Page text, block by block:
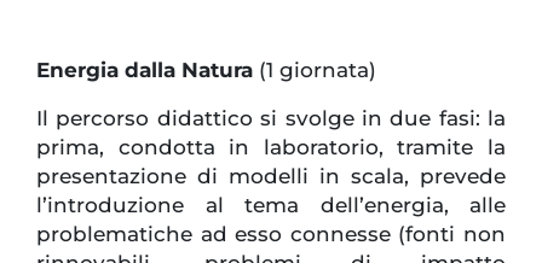
Energia dalla Natura (1 giornata)
Il percorso didattico si svolge in due fasi: la
prima, condotta in laboratorio, tramite la
presentazione di modelli in scala, prevede
l’introduzione al tema dell’energia, alle
problematiche ad esso connesse (fonti non